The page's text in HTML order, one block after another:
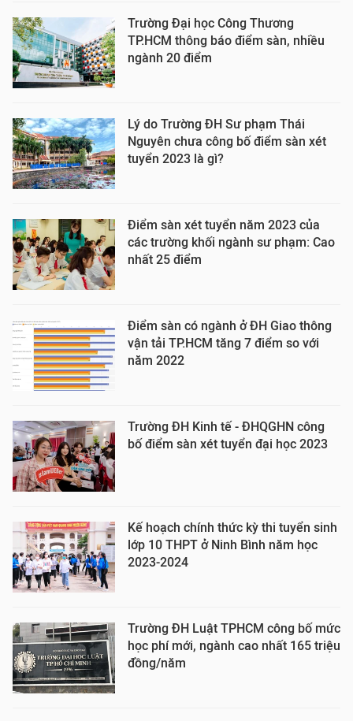
Trường Đại học Công Thương
TP.HCM thông báo điểm sàn, nhiều
ngành 20 điểm
Lý do Trường ĐH Sư phạm Thái
Nguyên chưa công bố điểm sàn xét
tuyển 2023 là gì?
Điểm sàn xét tuyển năm 2023 của
các trường khối ngành sư phạm: Cao
nhất 25 điểm
Điểm sàn có ngành ở ĐH Giao thông
vận tải TP.HCM tăng 7 điểm so với
năm 2022
Trường ĐH Kinh tế - ĐHQGHN công
bố điểm sàn xét tuyển đại học 2023
Kế hoạch chính thức kỳ thi tuyển sinh
lớp 10 THPT ở Ninh Bình năm học
2023-2024
Trường ĐH Luật TPHCM công bố mức
học phí mới, ngành cao nhất 165 triệu
đồng/năm